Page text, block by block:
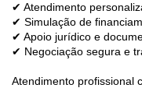
✔ Atendimento
✔ Simulação de
✔ Apoio jurídico e
✔ Negociação segura e
Atendimento profissional